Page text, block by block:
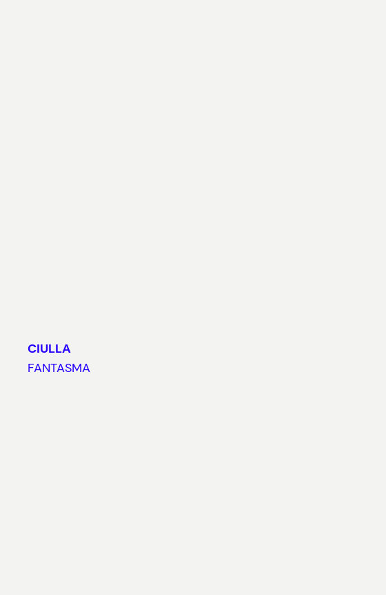
CIULLA
FANTASMA